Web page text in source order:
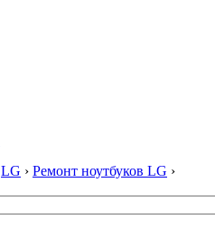
LG › Ремонт ноутбуков LG ›